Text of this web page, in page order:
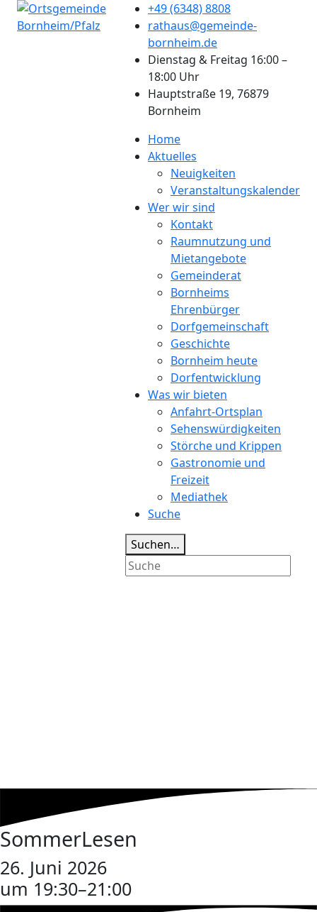
+49 (6348) 8808
rathaus@gemeinde-
bornheim.de
Dienstag & Freitag 16:00 –
18:00 Uhr
Hauptstraße 19, 76879
Bornheim
Home
Aktuelles
Neuigkeiten
Veranstaltungskalender
Wer wir sind
Kontakt
Raumnutzung und
Mietangebote
Gemeinderat
Bornheims
Ehrenbürger
Dorfgemeinschaft
Geschichte
Bornheim heute
Dorfentwicklung
Was wir bieten
Anfahrt-Ortsplan
Sehenswürdigkeiten
Störche und Krippen
Gastronomie und
Freizeit
Mediathek
Suche
Suchen…
SommerLesen
26. Juni 2026
um 19:30–21:00